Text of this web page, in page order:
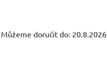
Můžeme doručit do: 20.8.2026